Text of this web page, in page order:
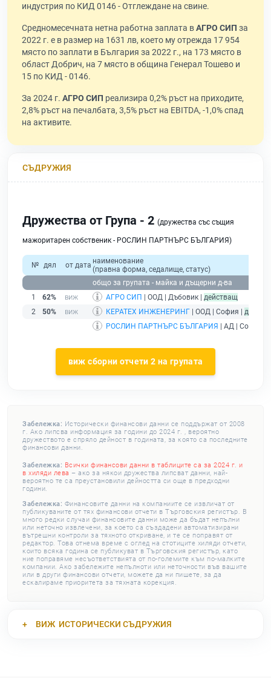
индустрия по КИД 0146 - Отглеждане на свине.
Средномесечната нетна работна заплата вАГРО СИП за
2022 г. е в размер на 1631 лв, което му отрежда 17 954
място по заплати в България за 2022 г., на 173 място в
област Добрич, на 7 място в община Генерал Тошево и
15 по КИД - 0146.
За 2024 г. АГРО СИП реализира 0,2% ръст на приходите,
2,8% ръст на печалбата, 3,5% ръст на EBITDA, -1,0% спад
на активите.
СЪДРУЖИЯ
Дружества от Група - 2 (дружества със същия
мажоритарен собственик - РОСЛИН ПАРТНЪРС БЪЛГАРИЯ)
№ дял от дата наименование
(правна форма, седалище, статус)
общо за групата - майка и дъщерни д-ва
1
62% АГРО СИП | ООД | Дъбовик | действащ
2
50% КЕРАТЕХ ИНЖЕНЕРИНГ | ООД | София |
РОСЛИН ПАРТНЪРС БЪЛГАРИЯ
| АД | София |
виж сборни отчети 2 на групата
Забележка: Исторически финансови данни се поддържат от 2008
г. Ако липсва информация за години до 2024 г. , вероятно
дружеството е спряло дейност в годината, за която са последните
финансови данни.
Забележка: Всички финансови данни в таблиците са за 2024 г. и
в хиляди лева – ако за някои дружества липсват данни, най-
вероятно те са преустановили дейността си още в предходни
години.
Забележка: Финансовите данни на компаниите се извличат от
публикуваните от тях финансови отчети в Търговския регистър. В
много редки случаи финансовите данни може да бъдат непълни
или неточно извлечени, за което са създадени автоматизирани
вътрешни контроли за тяхното откриване, и те се поправят от
редактор. Това отнема време с оглед на стотиците хиляди отчети,
които всяка година се публикуват в Търговския регистър, като
ние поправяме несъответствията от по-големите към по-малките
компании. Ако забележите непълноти или неточности във вашите
или в други финансови отчети, можете да ни пишете, за да
ескалираме приоритета за тяхната корекция.
ВИЖ ИСТОРИЧЕСКИ СЪДРУЖИЯ